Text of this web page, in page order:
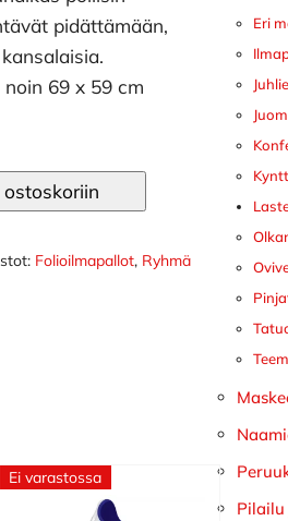
pidättämään,
69 x 59 cm
ostoskoriin
Folioilmapallot, Ryhmä
Ei varastossa
Eri